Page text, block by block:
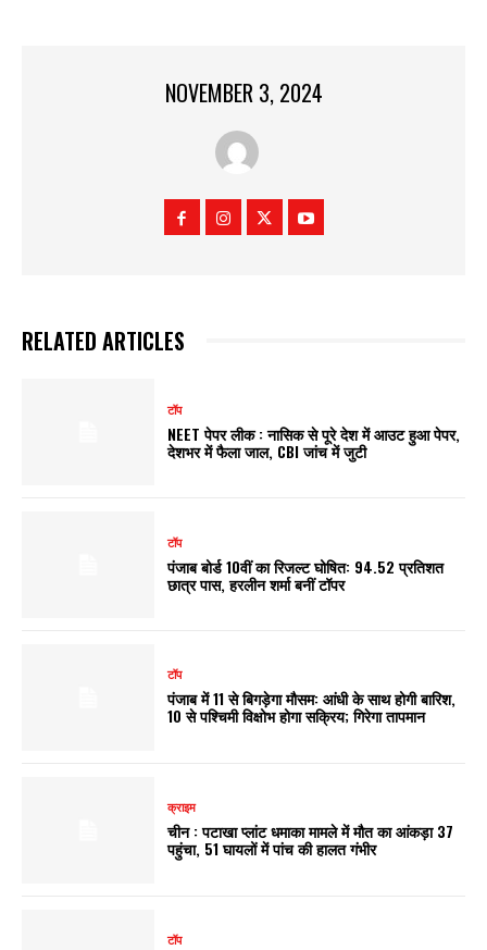
NOVEMBER 3, 2024
RELATED ARTICLES
टॉप
NEET पेपर लीक : नासिक से पूरे देश में आउट हुआ पेपर,
देशभर में फैला जाल, CBI जांच में जुटी
टॉप
पंजाब बोर्ड 10वीं का रिजल्ट घोषित: 94.52 प्रतिशत
छात्र पास, हरलीन शर्मा बनीं टॉपर
टॉप
पंजाब में 11 से बिगड़ेगा मौसम: आंधी के साथ होगी बारिश,
10 से पश्चिमी विक्षोभ होगा सक्रिय; गिरेगा तापमान
क्राइम
चीन : पटाखा प्लांट धमाका मामले में मौत का आंकड़ा 37
पहुंचा, 51 घायलों में पांच की हालत गंभीर
टॉप